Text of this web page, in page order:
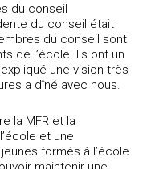
du conseil
du conseil était
du conseil sont
de l’école. Ils ont un
une vision très
a dîné avec nous.
la MFR et la
et une
formés à l’école.